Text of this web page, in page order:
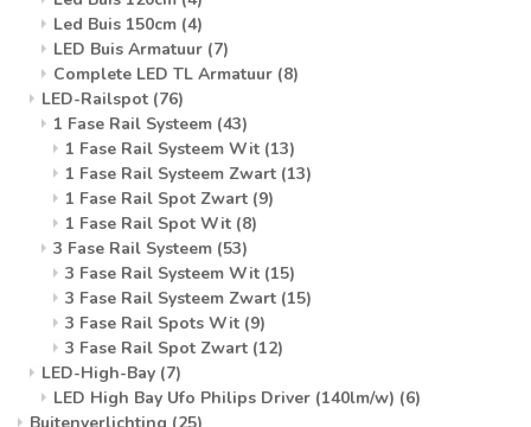
Led Buis 150cm (4)
LED Buis Armatuur (7)
Complete LED TL Armatuur (8)
LED-Railspot (76)
1 Fase Rail Systeem (43)
1 Fase Rail Systeem Wit (13)
1 Fase Rail Systeem Zwart (13)
1 Fase Rail Spot Zwart (9)
1 Fase Rail Spot Wit (8)
3 Fase Rail Systeem (53)
3 Fase Rail Systeem Wit (15)
3 Fase Rail Systeem Zwart (15)
3 Fase Rail Spots Wit (9)
3 Fase Rail Spot Zwart (12)
LED-High-Bay (7)
LED High Bay Ufo Philips Driver (140lm/w) (6)